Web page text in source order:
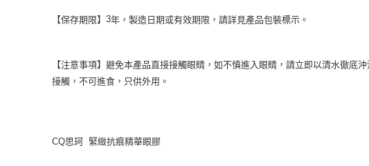
【保存期限】3年，製造日期或有效期限，請詳見產品包裝標示。
【注意事項】避免本產品直接接觸眼睛，如不慎進入眼睛，請立即以清水徹底
接觸，不可進食，只供外用。
CQ思珂 緊緻抗痕精華眼膠